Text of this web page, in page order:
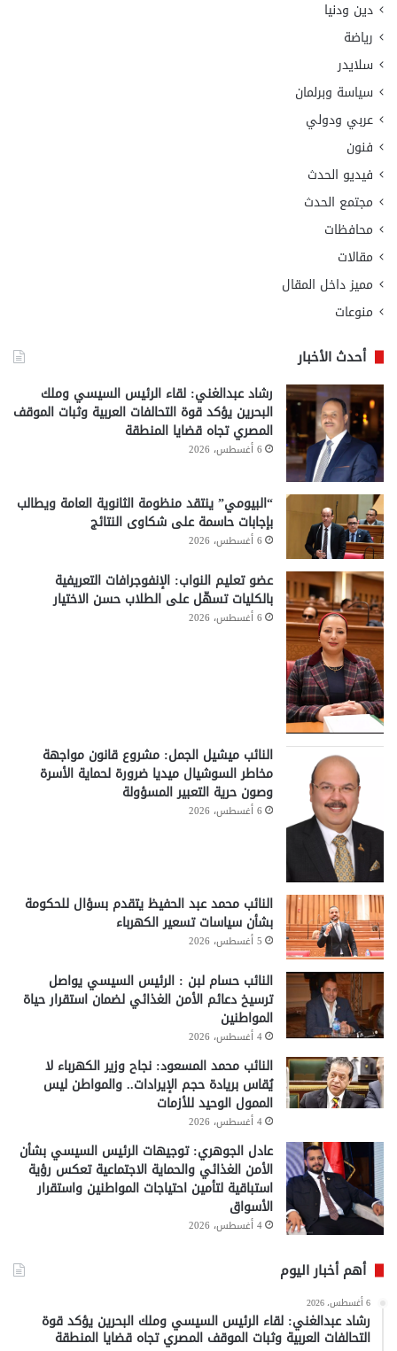
دين ودنيا
رياضة
سلايدر
سياسة وبرلمان
عربي ودولي
فنون
فيديو الحدث
مجتمع الحدث
محافظات
مقالات
مميز داخل المقال
منوعات
أحدث الأخبار
رشاد عبدالغني: لقاء الرئيس السيسي وملك
البحرين يؤكد قوة التحالفات العربية وثبات الموقف
المصري تجاه قضايا المنطقة
6 أغسطس، 2026
“البيومي” ينتقد منظومة الثانوية العامة ويطالب
بإجابات حاسمة على شكاوى النتائج
6 أغسطس، 2026
عضو تعليم النواب: الإنفوجرافات التعريفية
بالكليات تسهّل على الطلاب حسن الاختيار
6 أغسطس، 2026
النائب ميشيل الجمل: مشروع قانون مواجهة
مخاطر السوشيال ميديا ضرورة لحماية الأسرة
وصون حرية التعبير المسؤولة
6 أغسطس، 2026
النائب محمد عبد الحفيظ يتقدم بسؤال للحكومة
بشأن سياسات تسعير الكهرباء
5 أغسطس، 2026
النائب حسام لبن : الرئيس السيسي يواصل
ترسيخ دعائم الأمن الغذائي لضمان استقرار حياة
المواطنين
4 أغسطس، 2026
النائب محمد المسعود: نجاح وزير الكهرباء لا
يُقاس بريادة حجم الإيرادات.. والمواطن ليس
الممول الوحيد للأزمات
4 أغسطس، 2026
عادل الجوهري: توجيهات الرئيس السيسي بشأن
الأمن الغذائي والحماية الاجتماعية تعكس رؤية
استباقية لتأمين احتياجات المواطنين واستقرار
الأسواق
4 أغسطس، 2026
أهم أخبار اليوم
6 أغسطس، 2026
رشاد عبدالغني: لقاء الرئيس السيسي وملك البحرين يؤكد قوة
التحالفات العربية وثبات الموقف المصري تجاه قضايا المنطقة